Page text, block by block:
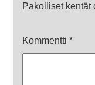
Pakolliset kentät
Kommentti *